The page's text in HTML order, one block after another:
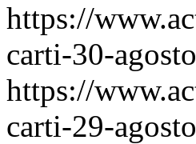
https://
carti-30-
https://
carti-29-